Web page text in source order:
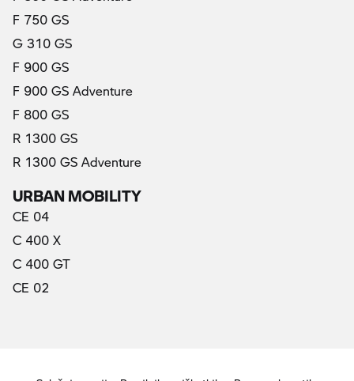
F 750 GS
G 310 GS
F 900 GS
F 900 GS Adventure
F 800 GS
R 1300 GS
R 1300 GS Adventure
URBAN MOBILITY
CE 04
C 400 X
C 400 GT
CE 02